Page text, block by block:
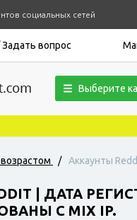
социальных сетей
вопрос
Выберите
/ Аккаунты
| ДАТА
С MIX IP.